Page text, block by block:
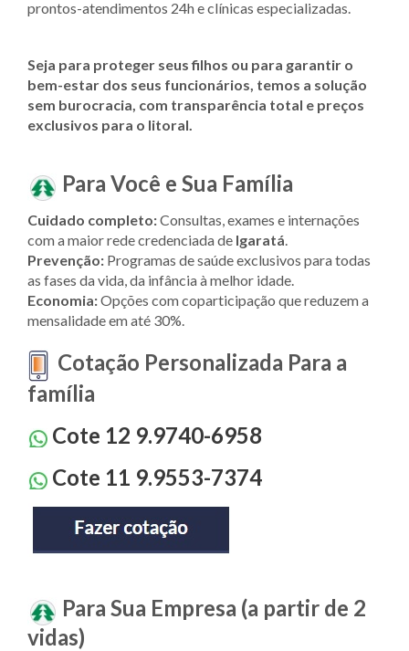
prontos-atendimentos 24h e clínicas especializadas.
Seja para proteger seus filhos ou para garantir o
bem-estar dos seus funcionários, temos a solução
sem burocracia, com transparência total e preços
exclusivos para o litoral.
Para Você e Sua Família
Cuidado completo:Consultas, exames e internações
com a maior rede credenciada de Igaratá
Prevenção: Programas de saúde exclusivos para todas
as fases da vida, da infância à melhor idade.
Economia:Opções com coparticipação que reduzem a
mensalidade em até 30%.
Cotação Personalizada Para a
família
Cote 12 9.9740-6958
Cote 11 9.9553-7374
Para Sua Empresa (a partir de 2
vidas)